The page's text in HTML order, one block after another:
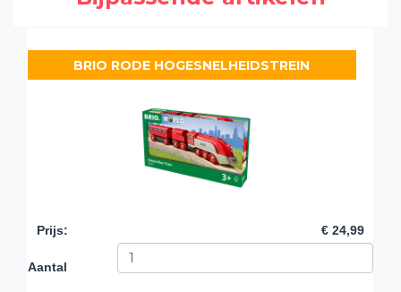
BRIO RODE HOGESNELHEIDSTREIN
Prijs: € 24,99
Aantal